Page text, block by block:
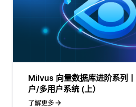
Milvus 向量数据库进阶系列
户/多用户系统 (上）
了解更多